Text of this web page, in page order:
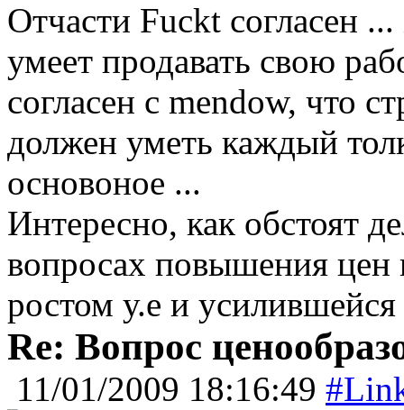
Отчасти Fuckt согласен
умеет продавать свою
согласен с mendow, что
должен уметь каждый
основоное ...
Интересно, как обстоят
вопросах повышения цен
ростом у.е и
Re: Вопрос
11/01/2009 18:16:49